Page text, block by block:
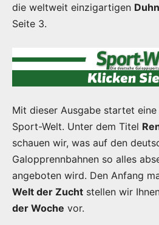
die weltweit einzigartigen
Seite 3.
Mit dieser Ausgabe startet eine
Sport-Welt. Unter dem Titel
schauen wir, was auf den
Galopprennbahnen so alles
angeboten wird. Den Anfang
Welt der Zucht stellen wir
der Woche vor.